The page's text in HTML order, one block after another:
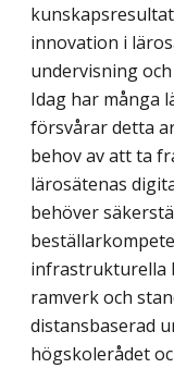
innovation i
undervisning
Idag har många
försvårar detta
behov av att ta
lärosätenas
behöver
infrastrukturella
ramverk och
distansbaserad
högskolerådet